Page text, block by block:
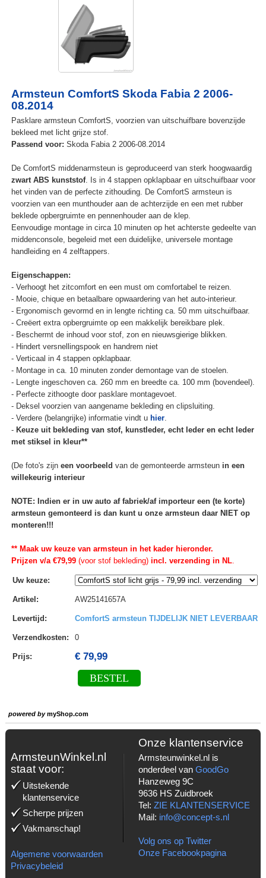
Armsteun ComfortS Skoda Fabia 2 2006-
08.2014
Pasklare armsteun ComfortS, voorzien van uitschuifbare bovenzijde
bekleed met licht grijze stof.
Passend voor: Skoda Fabia 2 2006-08.2014
De ComfortS middenarmsteun is geproduceerd van sterk hoogwaardig
zwart ABS kunststof. Is in 4 stappen opklapbaar en uitschuifbaar voor
het vinden van de perfecte zithouding. De ComfortS armsteun is
voorzien van een munthouder aan de achterzijde en een met rubber
beklede opbergruimte en pennenhouder aan de klep.
Eenvoudige montage in circa 10 minuten op het achterste gedeelte van
middenconsole, begeleid met een duidelijke, universele montage
handleiding en 4 zelftappers.
Eigenschappen:
- Verhoogt het zitcomfort en een must om comfortabel te reizen.
- Mooie, chique en betaalbare opwaardering van het auto-interieur.
- Ergonomisch gevormd en in lengte richting ca. 50 mm uitschuifbaar.
- Creëert extra opbergruimte op een makkelijk bereikbare plek.
- Beschermt de inhoud voor stof, zon en nieuwsgierige blikken.
- Hindert versnellingspook en handrem niet
- Verticaal in 4 stappen opklapbaar.
- Montage in ca. 10 minuten zonder demontage van de stoelen.
- Lengte ingeschoven ca. 260 mm en breedte ca. 100 mm (bovendeel).
- Perfecte zithoogte door pasklare montagevoet.
- Deksel voorzien van aangename bekleding en clipsluiting.
- Verdere (belangrijke) informatie vindt u hier.
- Keuze uit bekleding van stof, kunstleder, echt leder en echt leder
met stiksel in kleur**
(De foto's zijn een voorbeeld van de gemonteerde armsteun in een
willekeurig interieur
NOTE: Indien er in uw auto af fabriek/af importeur een (te korte)
armsteun gemonteerd is dan kunt u onze armsteun daar NIET op
monteren!!!
** Maak uw keuze van armsteun in het kader hieronder.
Prijzen v/a €79,99(voor stof bekleding)incl. verzending in NL.
Uw keuze:
Artikel : AW25141657A
Levertijd : ComfortS armsteun TIJDELIJK NIET LEVERBAAR
Verzendkosten: 0
Prijs: € 79,99
BESTEL
powered bymyShop.com
ArmsteunWinkel.nl
staat voor:
Uitstekende
klantenservice
Scherpe prijzen
Vakmanschap!
Algemene voorwaarden
Privacybeleid
Onze klantenservice
Armsteunwinkel.nl is
onderdeel van GoodGo
Hanzeweg 9C
9636 HS Zuidbroek
Tel: ZIE KLANTENSERVICE
Mail: info@concept-s.nl
Volg ons op Twitter
Onze Facebookpagina